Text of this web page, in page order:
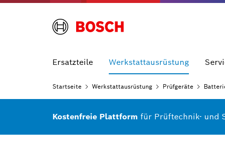
Ersatzteile Werkstattausrüstung
Startseite Werkstattausrüstung Prüfgeräte
Kostenfreie Plattform für Prüftechnik- und